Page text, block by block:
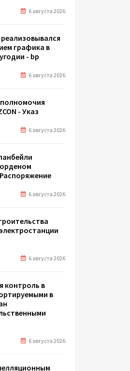
6 августа 2026
реализовывался
графика в
- bp
6 августа 2026
- Указ
6 августа 2026
6 августа 2026
6 августа 2026
контроль в
в
6 августа 2026